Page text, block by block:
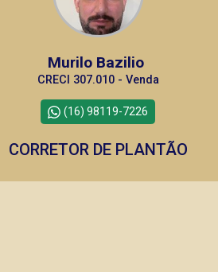
Murilo Bazilio
CRECI 307.010 - Venda
(16) 98119-7226
CORRETOR DE PLANTÃO